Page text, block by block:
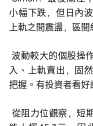
小幅下跌，但日內
上軌之間震盪，區間
波動較大的個股操作難度較高。若能在通道中線買
入、上軌賣出，固
把握。有投資者看